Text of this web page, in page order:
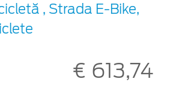
, Strada E-Bike,
€ 613,74